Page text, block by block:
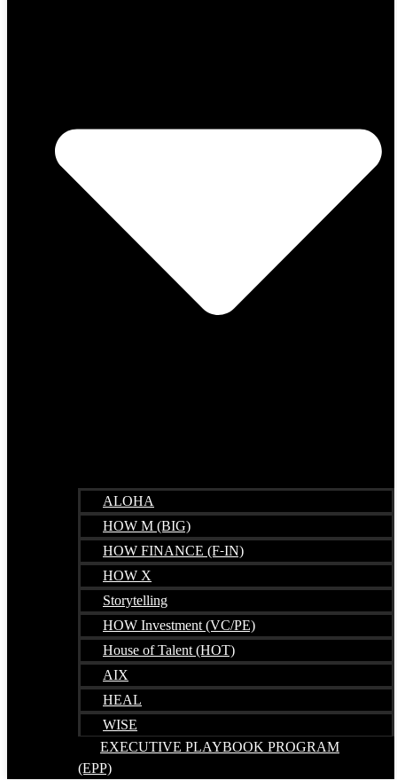
ALOHA
HOW M (BIG)
HOW FINANCE (F-IN)
HOW X
Storytelling
HOW Investment (VC/PE)
House of Talent (HOT)
AIX
HEAL
WISE
EXECUTIVE PLAYBOOK PROGRAM
(EPP)